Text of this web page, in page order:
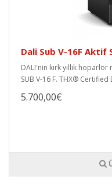
Dali Sub V-16F Aktif
DALI'nin kırk yıllık
SUB V-16 F. THX® Certified
5.700,00€